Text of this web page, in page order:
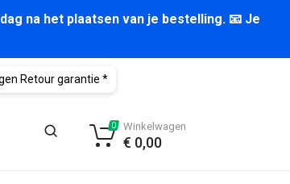
na het plaatsen van je bestelling. 📧 Je
Retour garantie *
0 Winkelwagen
€ 0,00